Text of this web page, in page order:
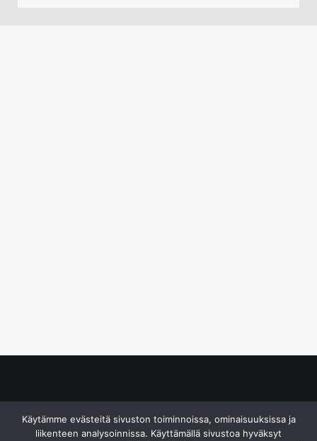
Käytämme evästeitä sivuston toiminnoissa, ominaisuuksissa ja
liikenteen analysoinnissa. Käyttämällä sivustoa hyväksyt